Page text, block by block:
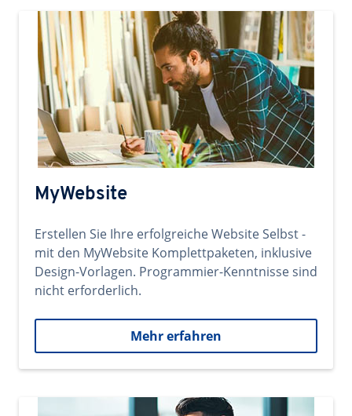
MyWebsite
Erstellen Sie Ihre erfolgreiche Website Selbst -
mit den MyWebsite Komplettpaketen, inklusive
Design-Vorlagen. Programmier-Kenntnisse sind
nicht erforderlich.
Mehr erfahren